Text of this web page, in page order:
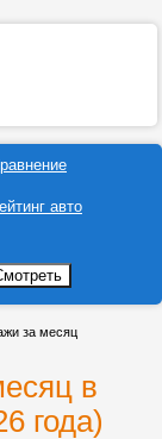
авто
за месяц
в
года)